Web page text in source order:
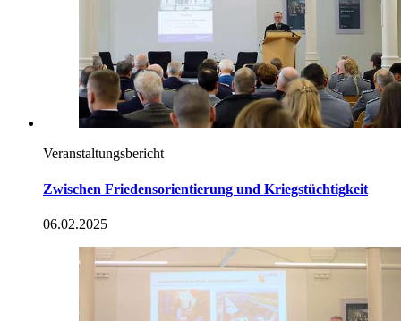
Veranstaltungsbericht
Zwischen Friedensorientierung und Kriegstüchtigkeit
06.02.2025